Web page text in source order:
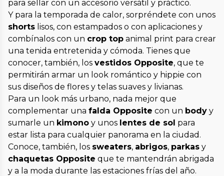
para sellar con un accesorio versátil y práctico.
Y para la temporada de calor, sorpréndete con unos
shorts lisos, con estampados o con aplicaciones y
combínalos con un crop top animal print para crear
una tenida entretenida y cómoda. Tienes que
conocer, también, los vestidos Opposite, que te
permitirán armar un look romántico y hippie con
sus diseños de flores y telas suaves y livianas.
Para un look más urbano, nada mejor que
complementar una falda Opposite con un body y
sumarle un kimono y unos lentes de sol para
estar lista para cualquier panorama en la ciudad.
Conoce, también, los sweaters, abrigos, parkas y
chaquetas Opposite que te mantendrán abrigada
y a la moda durante las estaciones frías del año.